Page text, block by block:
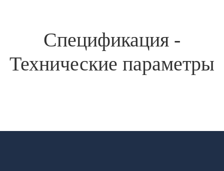
Спецификация -
Технические параметры